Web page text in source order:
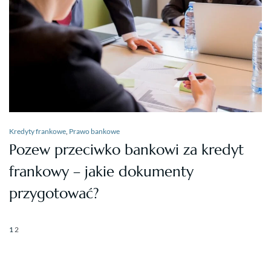
Kredyty frankowe, Prawo bankowe
Pozew przeciwko bankowi za kredyt
frankowy – jakie dokumenty
przygotować?
12